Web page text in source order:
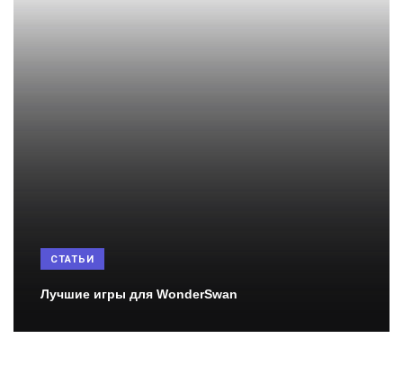
СТАТЬИ
Лучшие игры для WonderSwan